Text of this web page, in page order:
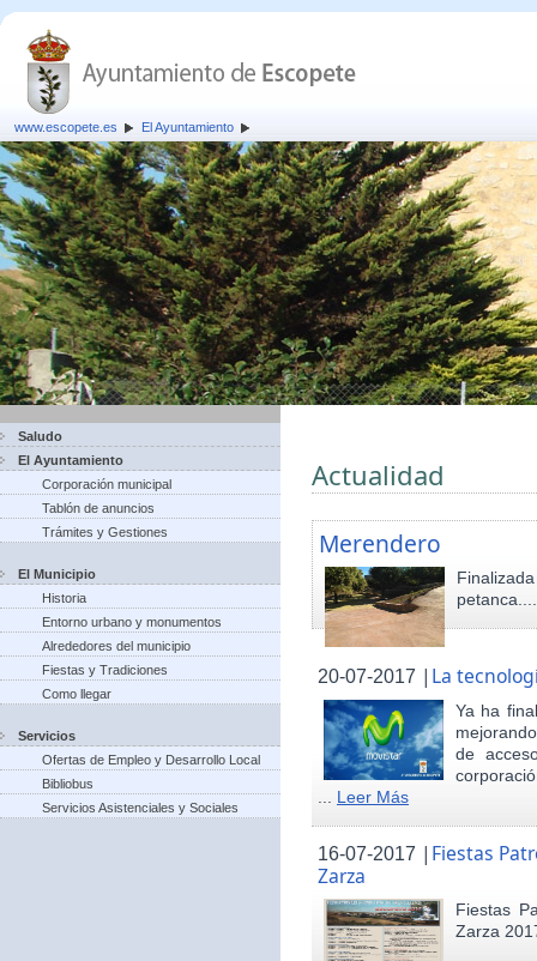
www.escopete.es El Ayuntamiento
Saludo
El Ayuntamiento
Corporación municipal
Tablón de anuncios
Trámites y Gestiones
El Municipio
Historia
Entorno urbano y monumentos
Alrededores del municipio
Fiestas y Tradiciones
Como llegar
Servicios
Ofertas de Empleo y Desarrollo Local
Bibliobus
Servicios Asistenciales y Sociales
Actualidad
Merendero
20-07-2017 | La
Ya ha
de
Leer Más
16-07-2017 | Fiestas
Zarza
Fiestas
Zarza